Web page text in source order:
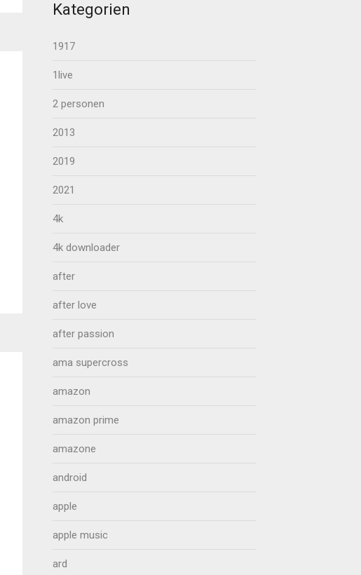
Kategorien
1917
1live
2 personen
2013
2019
2021
4k
4k downloader
after
after love
after passion
ama supercross
amazon
amazon prime
amazone
android
apple
apple music
ard